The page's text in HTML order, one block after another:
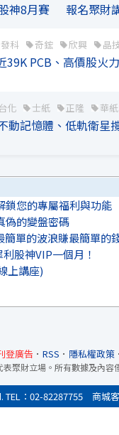
神8月賽 報名聚財
科 奇鋐 欣興 晶
PCB、高價股火
台化 士紙 正隆 華紙
動記憶體、低軌衛星
鎖您的專屬福利與功能
偽的變盤密碼
單的波浪賺最簡單的
股神VIP一個月！
上講座)
登廣告 ． RSS ． 隱私權政策．
聚財立場。所有數據及內
：02-82287755 商城